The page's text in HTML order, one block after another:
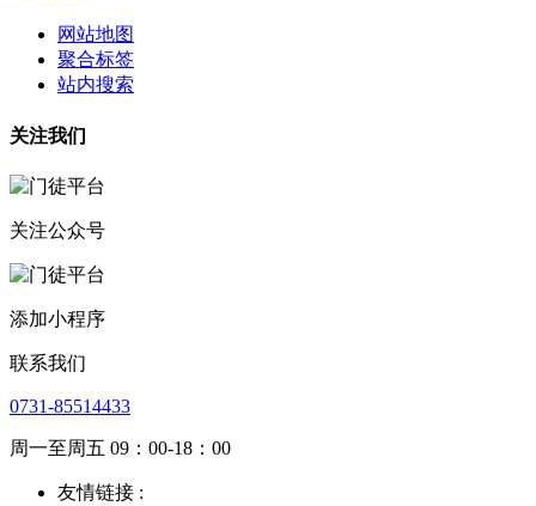
网站地图
聚合标签
站内搜索
关注我们
关注公众号
添加小程序
联系我们
0731-85514433
周一至周五 09：00-18：00
友情链接 :